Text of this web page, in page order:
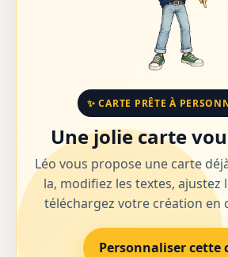
✨ CARTE PRÊTE À
Une jolie carte
Léo vous propose une carte
la, modifiez les textes, ajustez
téléchargez votre création en
Personnaliser cette